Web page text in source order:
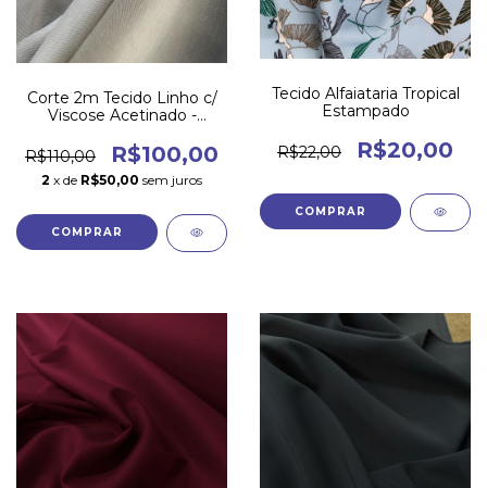
Corte 2m Tecido Linho c/
Viscose Acetinado -
R$110,00
R$100,00
2 x de R$50,00 sem juros
Tecido Alfaiataria Tropical
Estampado
R$22,00 R$20,00